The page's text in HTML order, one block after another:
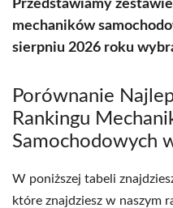
Przedstawiamy
mechaników
sierpniu 2026 roku
Porównanie
Rankingu
Samochodowych
W poniższej tabeli
które znajdziesz w naszym